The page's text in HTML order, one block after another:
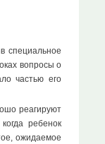
специальное
вопросы о
частью его
реагируют
ребенок
ожидаемое